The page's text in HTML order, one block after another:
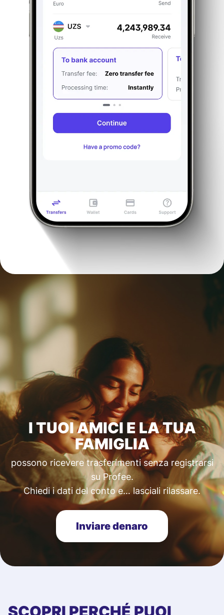
I TUOI AMICI E LA TUA
FAMIGLIA
possono ricevere trasferimenti senza registrarsi
su Profee.
Chiedi i dati del conto e… lasciali rilassare.
Inviare denaro